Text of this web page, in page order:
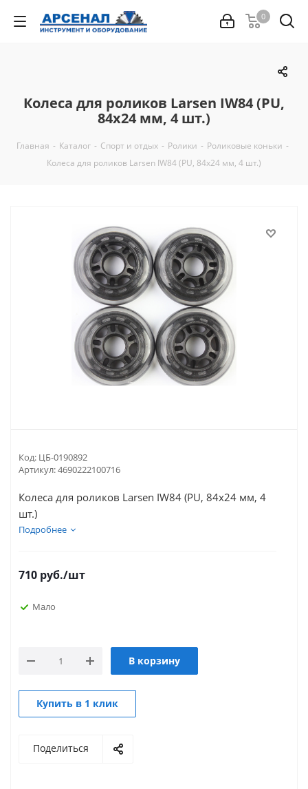
0
Колеса для роликов Larsen IW84 (PU,
84х24 мм, 4 шт.)
Главная - Каталог - Спорт и отдых - Ролики - Роликовые коньки -
Колеса для роликов Larsen IW84 (PU, 84х24 мм, 4 шт.)
Код: ЦБ-0190892
Артикул:4690222100716
Колеса для роликов Larsen IW84 (PU, 84х24 мм, 4
шт.)
Подробнее
710 руб./шт
Мало
В корзину
Купить в 1 клик
Поделиться